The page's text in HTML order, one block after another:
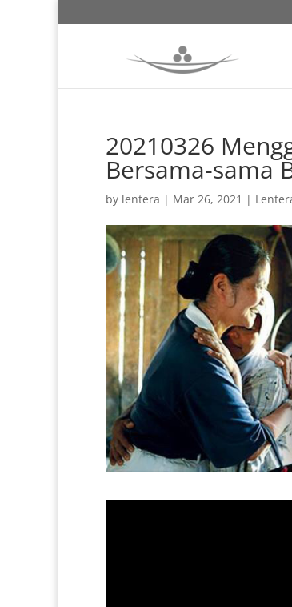
20210326
Bersama-sama
by lentera | Mar 26, 2021 |